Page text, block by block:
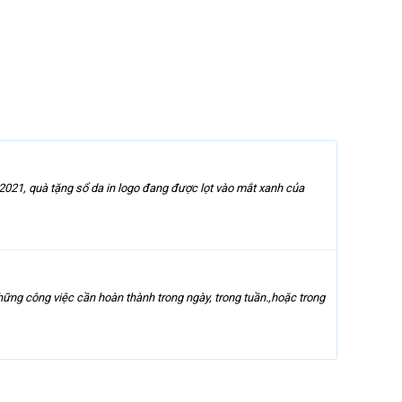
quà tặng sổ da in logo đang được lọt vào mắt xanh của
công việc cần hoàn thành trong ngày, trong tuần.,hoặc trong